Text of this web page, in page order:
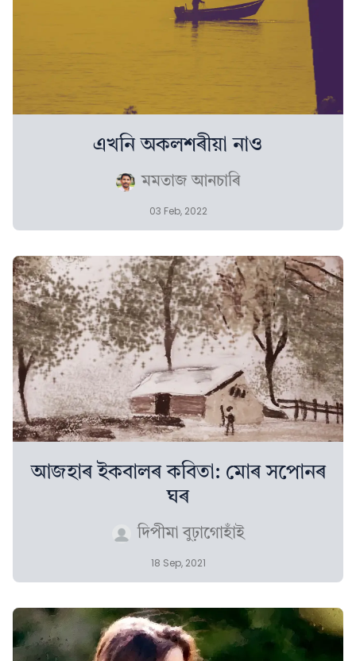
এখনি অকলশৰীয়া নাও
মমতাজ আনচাৰি
03 Feb, 2022
আজহাৰ ইকবালৰ কবিতা: মোৰ সপোনৰ
ঘৰ
দিপীমা বুঢ়াগোহাঁই
18 Sep, 2021